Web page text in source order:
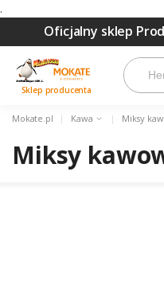
.
Oficjalny sklep
Sklep producenta
Mokate.pl | Kawa | Miksy
Miksy